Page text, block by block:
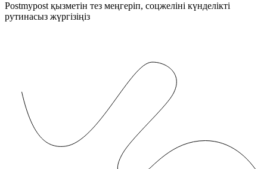
Postmypost қызметін тез меңгеріп, соцжеліні күнделікті
рутинасыз жүргізіңіз